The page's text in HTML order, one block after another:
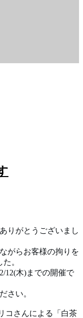
りがとうございまし
がらお客様の拘りを
。
2/12(木)までの開催で
さい。
コさんによる「白茶